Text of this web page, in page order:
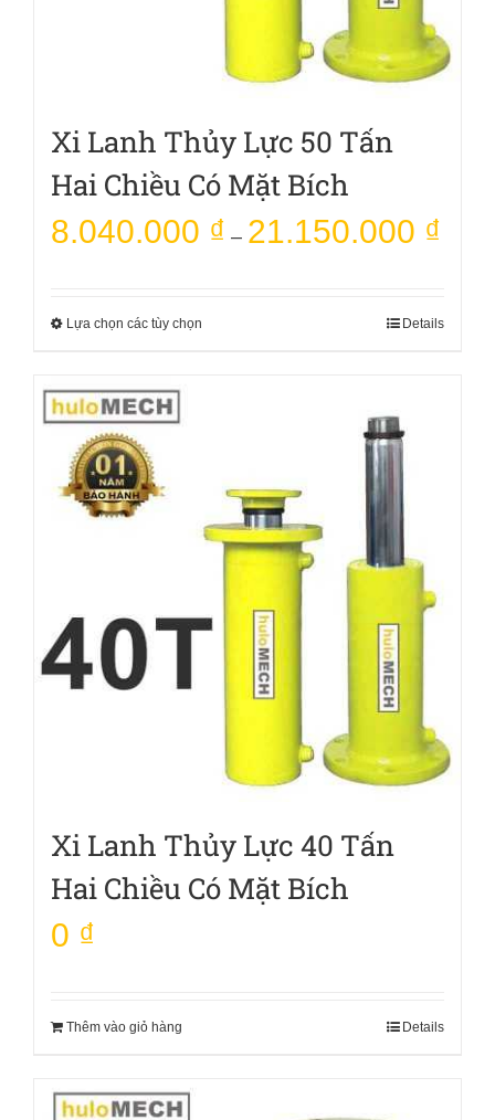
Xi Lanh Thủy Lực 50 Tấn
Hai Chiều Có Mặt Bích
8.040.000 ₫ – 21.150.000 ₫
Lựa chọn các tùy chọn Details
Xi Lanh Thủy Lực 40 Tấn
Hai Chiều Có Mặt Bích
0 ₫
Thêm vào giỏ hàng Details